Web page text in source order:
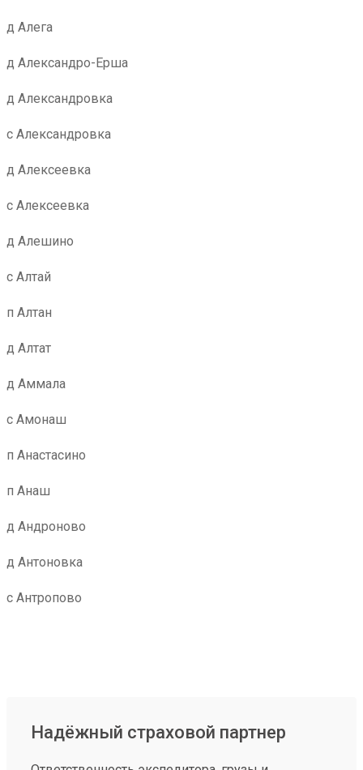
д Алега
д Александро-Ерша
д Александровка
с Александровка
д Алексеевка
с Алексеевка
д Алешино
с Алтай
п Алтан
д Алтат
д Аммала
с Амонаш
п Анастасино
п Анаш
д Андроново
д Антоновка
с Антропово
Надёжный страховой партнер